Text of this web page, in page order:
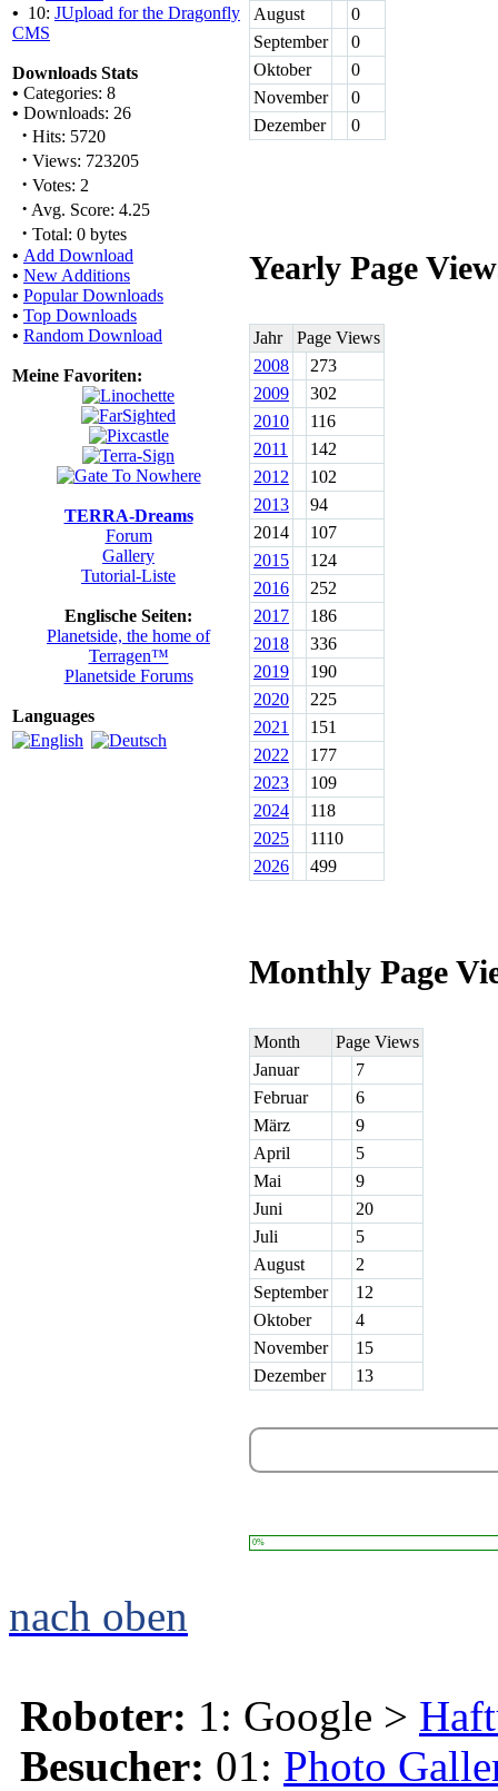
• 10: JUpload for the Dragonfly
CMS
Downloads Stats
• Categories: 8
• Downloads: 26
· Hits: 5720
· Views: 723205
· Votes: 2
· Avg. Score: 4.25
· Total: 0 bytes
• Add Download
• New Additions
• Popular Downloads
• Top Downloads
• Random Download
Meine Favoriten:
TERRA-Dreams
Forum
Gallery
Tutorial-Liste
Englische Seiten:
Planetside, the home of
Terragen™
Planetside Forums
Languages
August
0
September
0
Oktober
0
November
0
Dezember
0
Yearly Page
Jahr
Page Views
2008
273
2009
302
2010
116
2011
142
2012
102
2013
94
2014
107
2015
124
2016
252
2017
186
2018
336
2019
190
2020
225
2021
151
2022
177
2023
109
2024
118
2025
1110
2026
499
Monthly Page
Month
Page Views
Januar
7
Februar
6
März
9
April
5
Mai
9
Juni
20
Juli
5
August
2
September
12
Oktober
4
November
15
Dezember
13
0%
nach oben
Roboter: 1: Google >
Besucher: 01: Photo